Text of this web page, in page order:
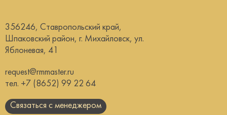
356246, Ставропольский край,
Шпаковский район, г. Михайловск, ул.
Яблоневая, 41
request@rmmaster.ru
тел. +7 (8652) 99 22 64
Связаться с менеджером